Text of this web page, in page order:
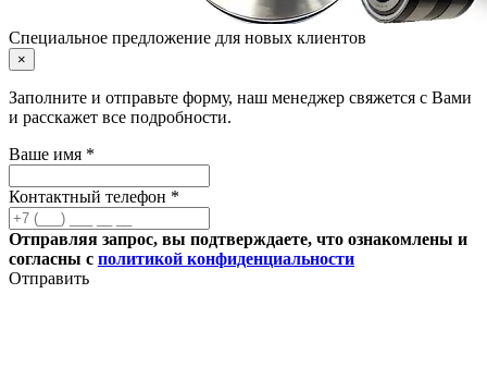
Специальное предложение для новых клиентов
×
Заполните и отправьте форму, наш менеджер свяжется с Вами
и расскажет все подробности.
Ваше имя *
Контактный телефон *
Отправляя запрос, вы подтверждаете, что ознакомлены и
согласны с политикой конфиденциальности
Отправить